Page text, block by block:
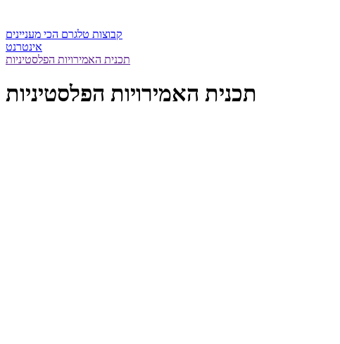
קבוצות טלגרם הכי מעניינים
אינטרנט
תכנית האמירויות הפלסטיניות
תכנית האמירויות הפלסטיניות